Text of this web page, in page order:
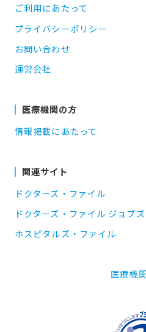
ご利用にあたって
プライバシーポリシー
お問い合わせ
運営会社
医療機関の方
情報掲載にあたって
関連サイト
ドクターズ・ファイル
ドクターズ・ファイル ジョブズ
ホスピタルズ・ファイル
医療機